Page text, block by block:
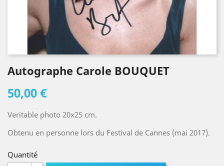
Autographe Carole BOUQUET
50,00 €
Veritable photo 20x25 cm.
Obtenu en personne lors du Festival de Cannes (mai 2017).
Quantité